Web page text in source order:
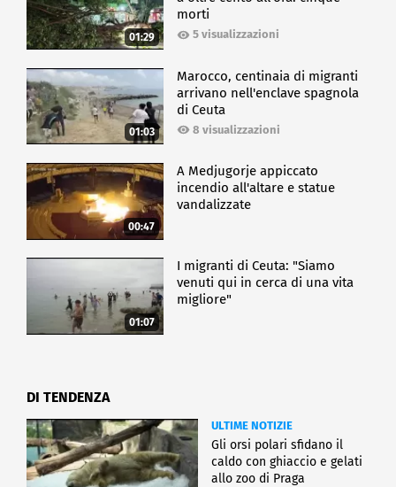
01:29
morti
5 visualizzazioni
01:03
Marocco, centinaia di migranti
arrivano nell'enclave spagnola
di Ceuta
8 visualizzazioni
00:47
A Medjugorje appiccato
incendio all'altare e statue
vandalizzate
01:07
I migranti di Ceuta: "Siamo
venuti qui in cerca di una vita
migliore"
DI TENDENZA
ULTIME NOTIZIE
Gli orsi polari sfidano il
caldo con ghiaccio e gelati
allo zoo di Praga